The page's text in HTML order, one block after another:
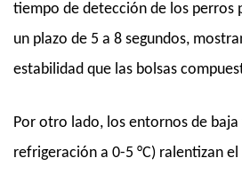
tiempo de detección de los perros
un plazo de 5 a 8 segundos,
estabilidad que las bolsas
Por otro lado, los entornos de
refrigeración a 0-5 °C) ralentizan